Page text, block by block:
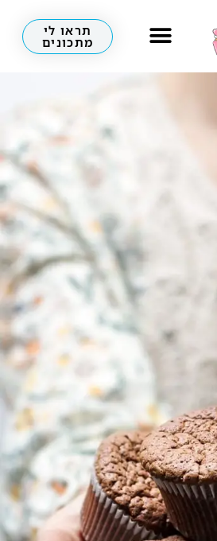
תראו לי
מתכונים